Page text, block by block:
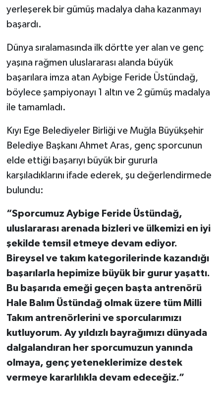
yerleşerek bir gümüş madalya daha kazanmayı
başardı.
Dünya sıralamasında ilk dörtte yer alan ve genç
yaşına rağmen uluslararası alanda büyük
başarılara imza atan Aybige Feride Üstündağ,
böylece şampiyonayı 1 altın ve 2 gümüş madalya
ile tamamladı.
Kıyı Ege Belediyeler Birliği ve Muğla Büyükşehir
Belediye Başkanı Ahmet Aras, genç sporcunun
elde ettiği başarıyı büyük bir gururla
karşıladıklarını ifade ederek, şu değerlendirmede
bulundu:
“Sporcumuz Aybige Feride Üstündağ,
uluslararası arenada bizleri ve ülkemizi en iyi
şekilde temsil etmeye devam ediyor.
Bireysel ve takım kategorilerinde kazandığı
başarılarla hepimize büyük bir gurur yaşattı.
Bu başarıda emeği geçen başta antrenörü
Hale Balım Üstündağ olmak üzere tüm Milli
Takım antrenörlerini ve sporcularımızı
kutluyorum. Ay yıldızlı bayrağımızı dünyada
dalgalandıran her sporcumuzun yanında
olmaya, genç yeteneklerimize destek
vermeye kararlılıkla devam edeceğiz.”